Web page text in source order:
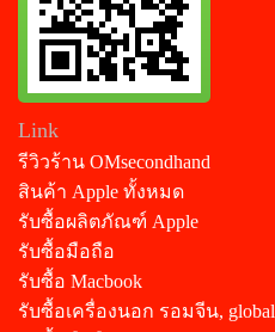
Link
รีวิวร้าน OMsecondhand
สินค้า Apple ทั้งหมด
รับซื้อผลิตภัณฑ์ Apple
รับซื้อมือถือ
รับซื้อ Macbook
รับซื้อเครื่องนอก รอมจีน, global